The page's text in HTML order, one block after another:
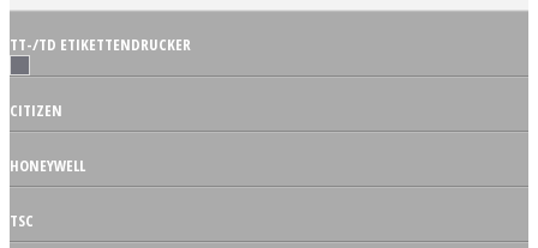
TT-/TD ETIKETTENDRUCKER
CITIZEN
HONEYWELL
TSC